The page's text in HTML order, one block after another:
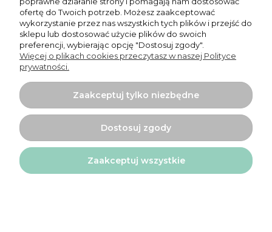
Projekt i wykonanie:Ecommercy.pl
Pokaż pełną wersję strony
Sklep internetowy Shoper.pl
ofertę do Twoich potrzeb. Możesz zaakceptować
wykorzystanie przez nas wszystkich tych plików i przejść do
sklepu lub dostosować użycie plików do swoich
preferencji, wybierając opcję "Dostosuj zgody".
Więcej o plikach cookies przeczytasz w naszej Polityce
prywatności.
Zaakceptuj tylko niezbędne
Dostosuj zgody
Zaakceptuj wszystkie